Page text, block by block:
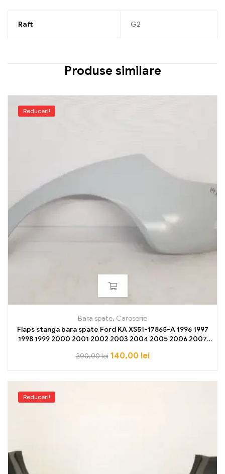
Raft G2
Produse similare
Reduceri!
Bara spate, Caroserie
Flaps stanga bara spate Ford KA XS51-17865-A 1996 1997
1998 1999 2000 2001 2002 2003 2004 2005 2006 2007
200,00lei 140,00 lei
Reduceri!